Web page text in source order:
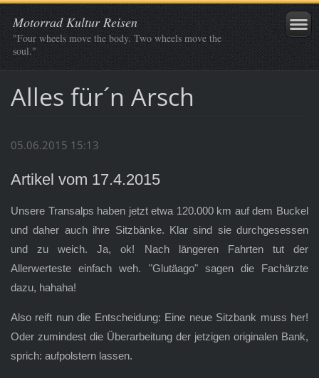
Motorrad Kultur Reisen
"Four wheels move the body. Two wheels move the
soul."
Alles für´n Arsch
05.06.2015 15:13
Artikel vom 17.4.2015
Unsere Transalps haben jetzt etwa 120.000 km auf dem Buckel
und daher auch ihre Sitzbänke. Klar sind sie durchgesessen
und zu weich. Ja, ok! Nach längeren Fahrten tut der
Allerwerteste einfach weh. "Glutäago" sagen die Fachärzte
dazu, hahaha!
Also reift nun die Entscheidung: Eine neue Sitzbank muss her!
Oder zumindest die Überarbeitung der jetzigen originalen Bank,
sprich: aufpolstern lassen.